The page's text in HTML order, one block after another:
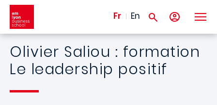
Aller au contenu principal
Fr En
Olivier Saliou : formation
Le leadership positif